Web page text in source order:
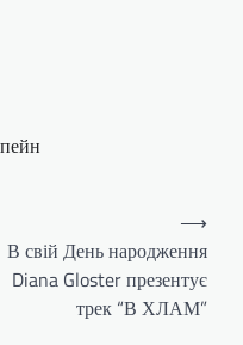
В свій День народження
Diana Gloster презентує
трек “В ХЛАМ”
⟶